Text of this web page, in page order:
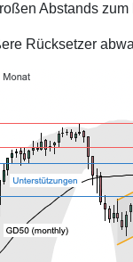
Abstands
Rücksetzer